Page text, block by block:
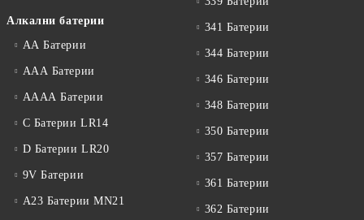
Алкални батерии
АА Батерии
ААА Батерии
АААА Батерии
C Батерии LR14
D Батерии LR20
9V Батерии
A23 Батерии MN21
341 Батерии
344 Батерии
346 Батерии
348 Батерии
350 Батерии
357 Батерии
361 Батерии
362 Батерии